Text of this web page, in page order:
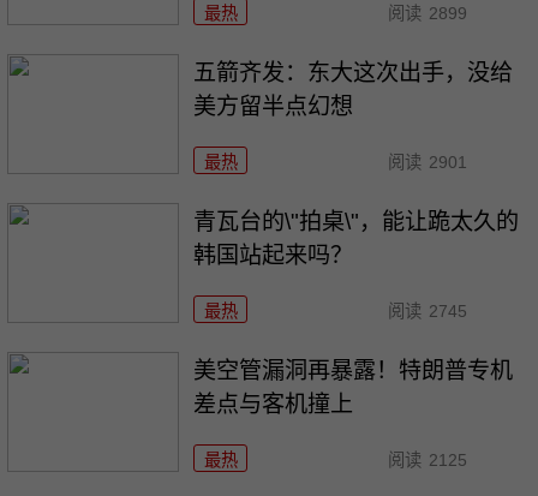
最热 阅读 2899
五箭齐发：东大这次出手，没给
美方留半点幻想
最热 阅读 2901
青瓦台的\"拍桌\"，能让跪太久的
韩国站起来吗？
最热 阅读 2745
美空管漏洞再暴露！特朗普专机
差点与客机撞上
最热 阅读 2125